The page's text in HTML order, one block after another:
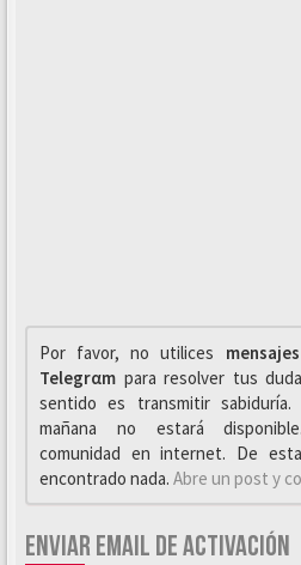
Por favor, no utilices
Telegrαm para resolver tus
sentido es transmitir
mañana no estará
comunidad en internet. De
encontrado nada. Abre un post y
ENVIAR EMAIL DE ACTIVACIÓN